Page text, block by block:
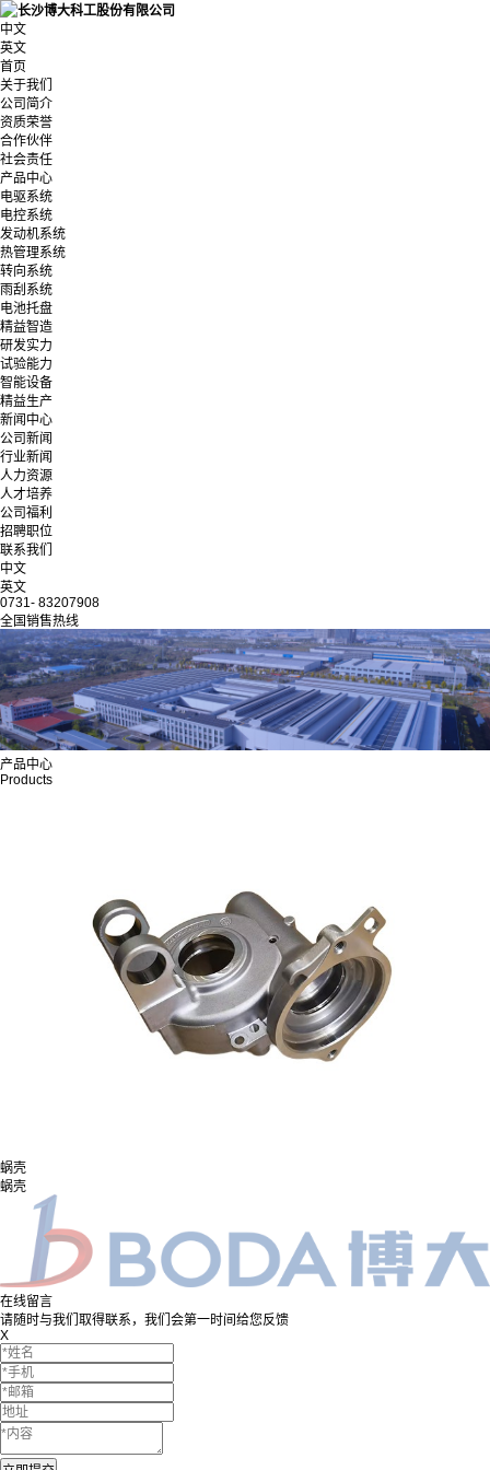
中文
英文
首页
关于我们
公司简介
资质荣誉
合作伙伴
社会责任
产品中心
电驱系统
电控系统
发动机系统
热管理系统
转向系统
雨刮系统
电池托盘
精益智造
研发实力
试验能力
智能设备
精益生产
新闻中心
公司新闻
行业新闻
人力资源
人才培养
公司福利
招聘职位
联系我们
中文
英文
0731- 83207908
全国销售热线
产品中心
Products
蜗壳
蜗壳
在线留言
请随时与我们取得联系，我们会第一时间给您反馈
X